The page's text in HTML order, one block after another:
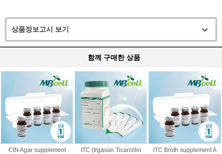
상품정보고시 보기
함께 구매한 상품
CIN Agar supplement
ITC (Irgasan Ticarcillin
ITC Broth supplement A